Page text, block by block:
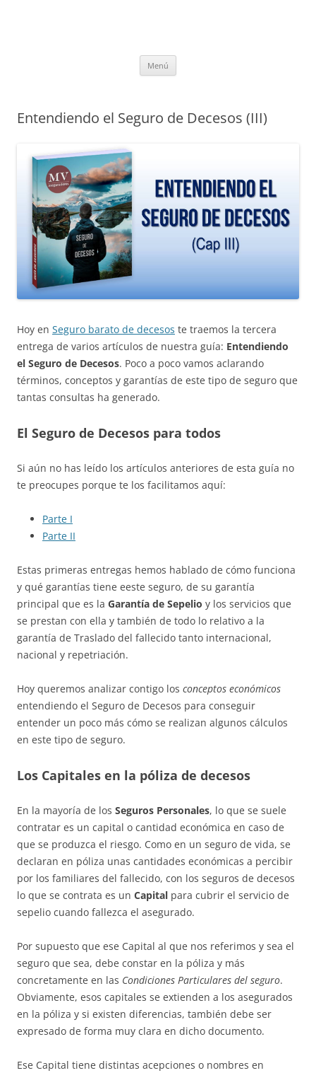
Menú
Entendiendo el Seguro de Decesos (III)
Hoy en Seguro barato de decesos te traemos la tercera
entrega de varios artículos de nuestra guía: Entendiendo
el Seguro de Decesos. Poco a poco vamos aclarando
términos, conceptos y garantías de este tipo de seguro que
tantas consultas ha generado.
El Seguro de Decesos para todos
Si aún no has leído los artículos anteriores de esta guía no
te preocupes porque te los facilitamos aquí:
Parte I
Parte II
Estas primeras entregas hemos hablado de cómo funciona
y qué garantías tiene eeste seguro, de su garantía
principal que es la Garantía de Sepelio y los servicios que
se prestan con ella y también de todo lo relativo a la
garantía de Traslado del fallecido tanto internacional,
nacional y repetriación.
Hoy queremos analizar contigo los conceptos económicos
entendiendo el Seguro de Decesos para conseguir
entender un poco más cómo se realizan algunos cálculos
en este tipo de seguro.
Los Capitales en la póliza de decesos
En la mayoría de los Seguros Personales, lo que se suele
contratar es un capital o cantidad económica en caso de
que se produzca el riesgo. Como en un seguro de vida, se
declaran en póliza unas cantidades económicas a percibir
por los familiares del fallecido, con los seguros de decesos
lo que se contrata es un Capital para cubrir el servicio de
sepelio cuando fallezca el asegurado.
Por supuesto que ese Capital al que nos referimos y sea el
seguro que sea, debe constar en la póliza y más
concretamente en las Condiciones Particulares del seguro.
Obviamente, esos capitales se extienden a los asegurados
en la póliza y si existen diferencias, también debe ser
expresado de forma muy clara en dicho documento.
Ese Capital tiene distintas acepciones o nombres en